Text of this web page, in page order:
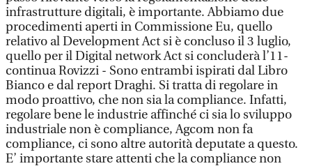
infrastrutture digitali, è importante. Abbiamo due
procedimenti aperti in Commissione Eu, quello
relativo al Development Act si è concluso il 3 luglio,
quello per il Digital network Act si concluderà l’11-
continua Rovizzi - Sono entrambi ispirati dal Libro
Bianco e dal report Draghi. Si tratta di regolare in
modo proattivo, che non sia la compliance. Infatti,
regolare bene le industrie affinché ci sia lo sviluppo
industriale non è compliance, Agcom non fa
compliance, ci sono altre autorità deputate a questo.
E’ importante stare attenti che la compliance non